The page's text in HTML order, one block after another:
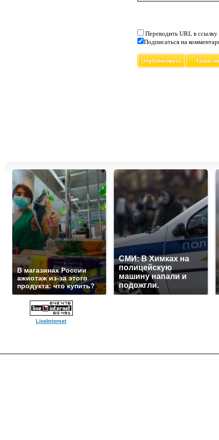
Переводить URL в ссылку
Подписаться на
В магазинах России
ажиотаж из-за этого
продукта: что купить?
СМИ: В Химках на
полицейскую
машину напали и
подожгли.
LiveInternet